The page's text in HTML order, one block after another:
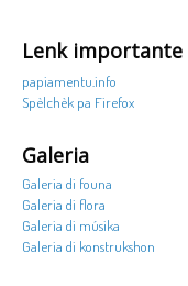
Lenk importante
papiamentu.info
Spèlchèk pa Firefox
Galeria
Galeria di founa
Galeria di flora
Galeria di músika
Galeria di konstrukshon